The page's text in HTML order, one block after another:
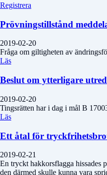
Registrera
Prövningstillstånd
2019-02-20
Fråga om giltigheten av
Läs
Beslut om ytterligare
2019-02-20
Tingsrätten har i dag i mål B
Läs
Ett åtal för
2019-02-21
En tryckt hakkorsflagga hissades
den därmed skulle kunna vara